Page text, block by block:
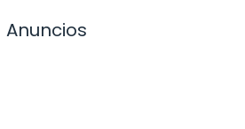
Anuncios